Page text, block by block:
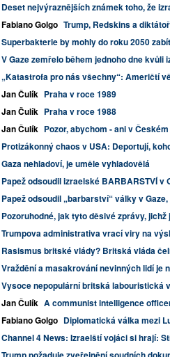
Deset nejvýraznějších známek toho, že
Fabiano Golgo Trump, Redskins a
Superbakterie by mohly do roku 2050
V Gaze zemřelo během jednoho dne kvůli
„Katastrofa pro nás všechny“: Američtí
Jan Čulík Praha v roce 1989
Jan Čulík Praha v roce 1988
Jan Čulík Pozor, abychom - ani v
Protizákonný chaos v USA: Deportují,
Gaza nehladoví, je uměle vyhladovělá
Papež odsoudil izraelské BARBARSTVÍ v
Papež odsoudil „barbarství“ války v
Pozoruhodné, jak tyto děsivé zprávy,
Trumpova administrativa vrací viry na
Rasismus britské vlády? Britská vláda
Vraždění a masakrování nevinných lidí je
Vysoce nepopulární britská labouristická
Jan Čulík A communist intelligence
Fabiano Golgo Diplomatická válka mezi
Channel 4 News: Izraelští vojáci si hrají: